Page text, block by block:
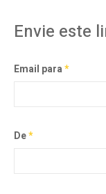
Envie este
Email para*
De*